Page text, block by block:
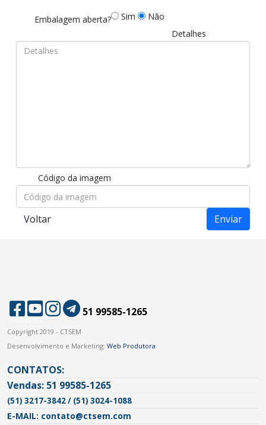
Embalagem aberta? Sim
Não
Detalhes
Código da imagem
Voltar
51 99585-1265
Copyright 2019 - CTSEM
Desenvolvimento e Marketing: Web Produtora
CONTATOS:
Vendas: 51 99585-1265
(51) 3217-3842 / (51) 3024-1088
E-MAIL: contato@ctsem.com